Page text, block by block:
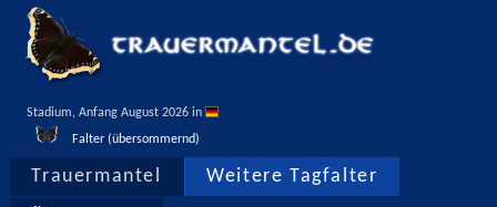
Stadium, Anfang August 2026 in
Falter (übersommernd)
Trauermantel Weitere Tagfalter